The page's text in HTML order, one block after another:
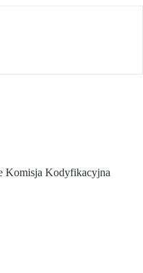
Komisja Kodyfikacyjna